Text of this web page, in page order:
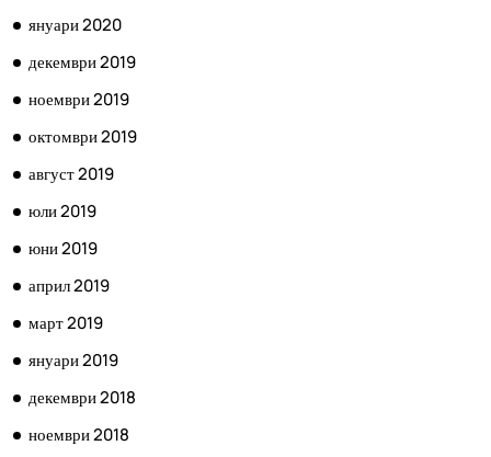
януари 2020
декември 2019
ноември 2019
октомври 2019
август 2019
юли 2019
юни 2019
април 2019
март 2019
януари 2019
декември 2018
ноември 2018